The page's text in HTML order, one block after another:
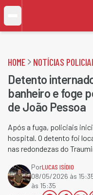
HOME NOTÍCIAS
Detento
banheiro e foge
de João Pessoa
Após a fuga, policiais
hospital. O detento foi
nas redondezas do
PorLUCAS ISÍDIO
08/05/2026 às
às 15:35